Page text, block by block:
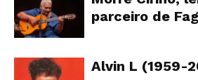
parceiro de
Alvin L (1959-